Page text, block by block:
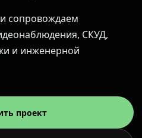
сопровождаем
СКУД,
и инженерной
проект